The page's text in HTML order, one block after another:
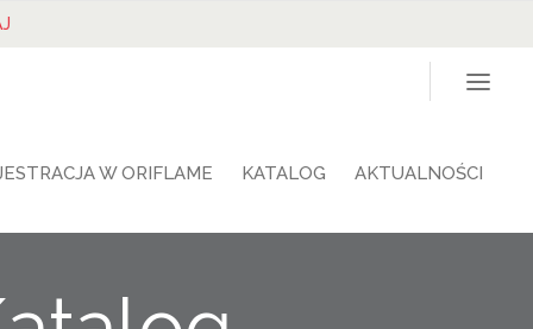
W ORIFLAME KATALOG AKTUALNOŚCI